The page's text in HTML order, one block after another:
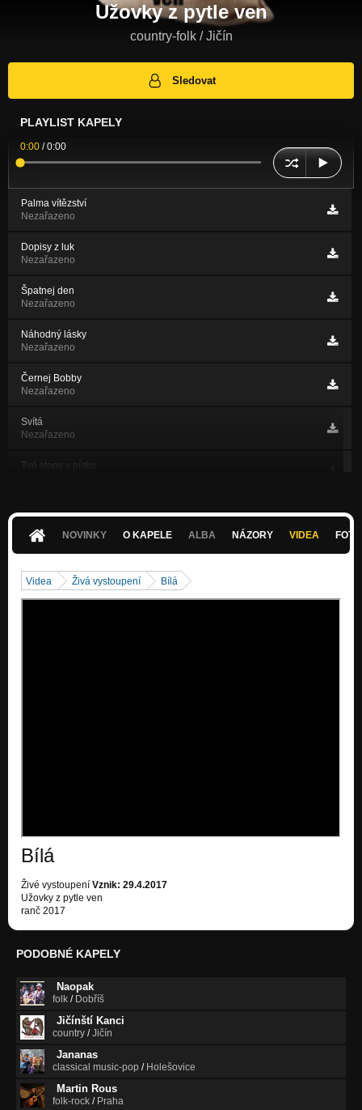
Užovky z pytle ven
country-folk / Jičín
Sledovat
PLAYLIST KAPELY
0:00 /0:00
Palma vítězství
Nezařazeno
Dopisy z luk
Nezařazeno
Špatnej den
Nezařazeno
Náhodný lásky
Nezařazeno
Černej Bobby
Nezařazeno
Svítá
Nezařazeno
Tvé stopy v písku
Duše koní
Podzimní zpráva
NOVINKY O KAPELE ALBA NÁZORY VIDEA
Videa Živá vystoupení Bílá
Bílá
Živé vystoupení Vznik: 29.4.2017
Užovky z pytle ven
ranč 2017
PODOBNÉ KAPELY
Naopak
folk / Dobříš
Jičínští Kanci
country /Jičín
Jananas
classical music-pop / Holešovice
Martin Rous
folk-rock / Praha